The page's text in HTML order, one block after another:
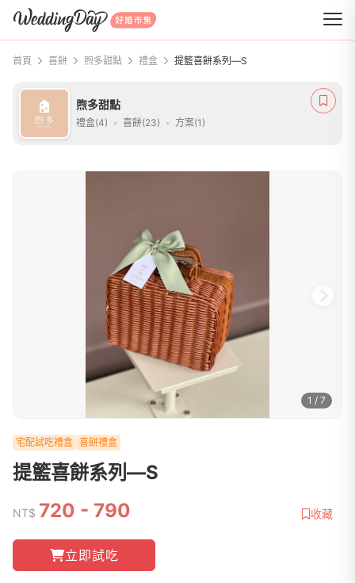
WeddingDay 好婚市集
首頁 喜餅 煦多甜點 禮盒 提籃喜餅系列—S
煦多甜點
禮盒(4) 喜餅(23) 方案(1)
1 / 7
宅配試吃禮盒 喜餅禮盒
提籃喜餅系列—S
NT$ 720 - 790 收藏
立即試吃